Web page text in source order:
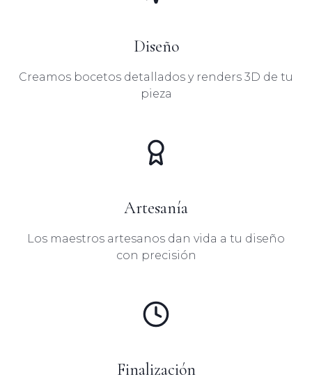
Diseño
Creamos bocetos detallados y renders 3D de tu
pieza
Artesanía
Los maestros artesanos dan vida a tu diseño
con precisión
Finalización